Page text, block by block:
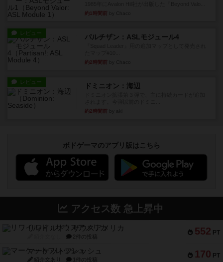
約1時間前
レビュー パルチザン：ASLモジュール4
約2時間前
レビュー ドミニオン：海辺
約2時間前
ボドゲーマのアプリ版はこちら
アクセス数 急上昇中
552 PT
リワイルド：サウスアメリカ
2件の投稿
170 PT
マーケットフレッシュ
紹介文あり 1件の投稿